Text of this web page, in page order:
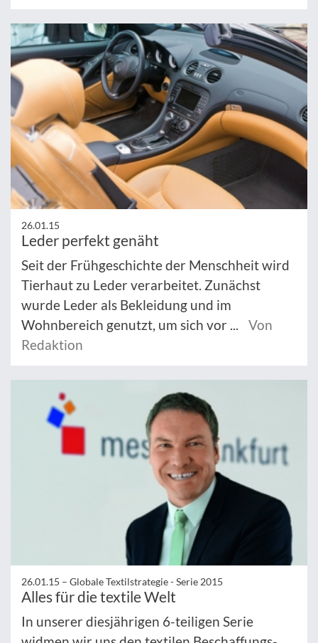
26.01.15
Leder perfekt genäht
Seit der Frühgeschichte der Menschheit wird
Tierhaut zu Leder verarbeitet. Zunächst
wurde Leder als Bekleidung und im
Wohnbereich genutzt, um sich vor ...
Von
Redaktion
26.01.15 – Globale Textilstrategie - Serie 2015
Alles für die textile Welt
In unserer diesjährigen 6-teiligen Serie